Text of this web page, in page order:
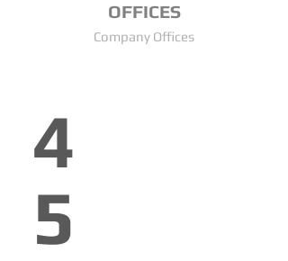
OFFICES
Company Offices
4
5